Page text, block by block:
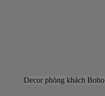
Decor phòng khách Boho